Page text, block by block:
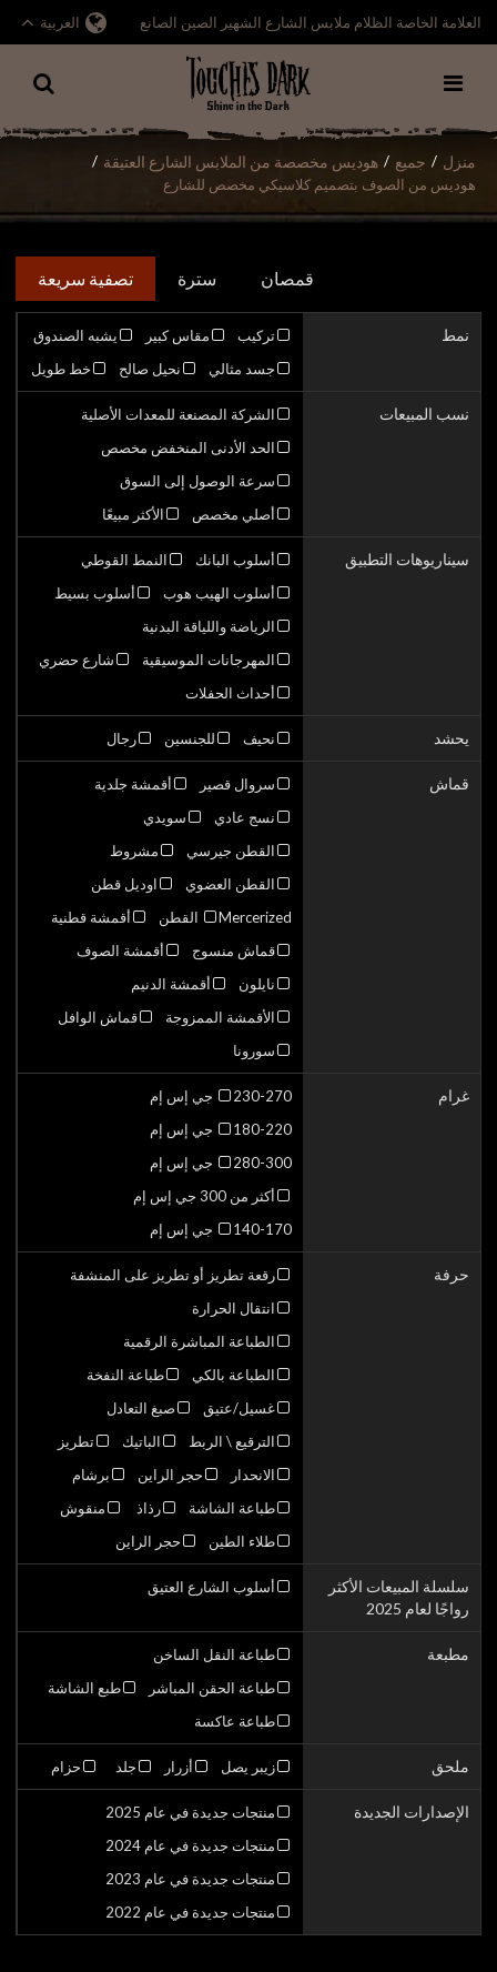
العلامة الخاصة الظلام ملابس الشارع الشهير الصين الصانع العربية
منزل / جميع / هوديس مخصصة من الملابس الشارع العتيقة /
هوديس من الصوف بتصميم كلاسيكي مخصص للشارع
تصفية سريعة سترة قمصان
نمط تركيب مقاس كبير
يشبه الصندوق
جسد مثالي
نحيل صالح خط طويل
نسب المبيعات
الشركة المصنعة للمعدات الأصلية
الحد الأدنى المنخفض مخصص
سرعة الوصول إلى السوق
أصلي مخصص
الأكثر مبيعًا
سيناريوهات التطبيق أسلوب البانك
النمط القوطي
أسلوب الهيب هوب
أسلوب بسيط
الرياضة واللياقة البدنية
المهرجانات الموسيقية
شارع حضري
أحداث الحفلات
يحشد نحيف للجنسين رجال
قماش سروال قصير
أقمشة جلدية
نسج عادي
سويدي
القطن جيرسي
مشروط
القطن العضوي
اوديل قطن
Mercerized القطن
أقمشة قطنية
قماش منسوج
أقمشة الصوف
نايلون
أقمشة الدنيم
الأقمشة الممزوجة
قماش الوافل
سورونا
غرام
230-270 جي إس إم
180-220 جي إس إم
280-300 جي إس إم
أكثر من 300 جي إس إم
140-170 جي إس إم
حرفة
رقعة تطريز أو تطريز على المنشفة
انتقال الحرارة
الطباعة المباشرة الرقمية
الطباعة بالكي
طباعة النفخة
غسيل/عتيق
صبغ التعادل
الترقيع \ الربط
الباتيك
تطريز
الانحدار
حجر الراين
برشام
طباعة الشاشة
رذاذ
منقوش
طلاء الطين
حجر الراين
سلسلة المبيعات الأكثر
رواجًا لعام 2025
أسلوب الشارع العتيق
مطبعة
طباعة النقل الساخن
طباعة الحقن المباشر
طبع الشاشة
طباعة عاكسة
ملحق زيبر يصل أزرار جلد حزام
الإصدارات الجديدة
منتجات جديدة في عام 2025
منتجات جديدة في عام 2024
منتجات جديدة في عام 2023
منتجات جديدة في عام 2022